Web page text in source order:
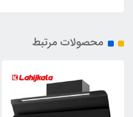
محصولات مرتبط